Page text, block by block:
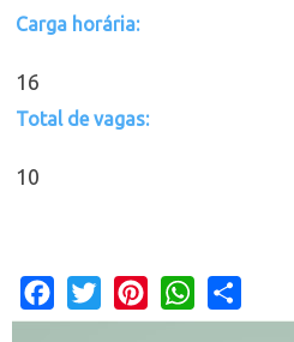
Carga horária:
16
Total de vagas:
10
Facebook
Twitter PinterestWhatsApp